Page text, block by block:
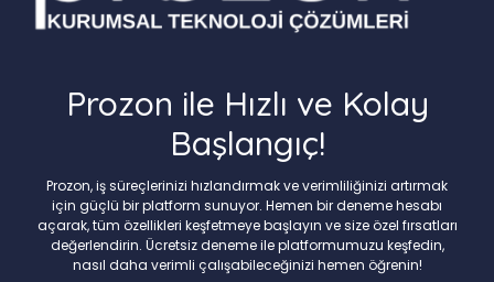
Prozon ile Hızlı ve Kolay
Başlangıç!
Prozon, iş süreçlerinizi hızlandırmak ve verimliliğinizi artırmak
için güçlü bir platform sunuyor. Hemen bir deneme hesabı
açarak, tüm özellikleri keşfetmeye başlayın ve size özel fırsatları
değerlendirin. Ücretsiz deneme ile platformumuzu keşfedin,
nasıl daha verimli çalışabileceğinizi hemen öğrenin!